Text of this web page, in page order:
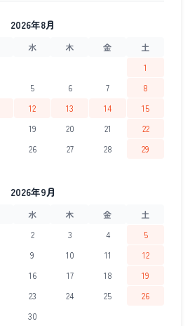
2026年8月
水 木 金
土
1
5 6 7
8
12 13 14
15
19 20 21
22
26 27 28
29
2026年9月
水 木 金
土
2 3 4
5
9 10 11
12
16 17 18
19
23 24 25
26
30